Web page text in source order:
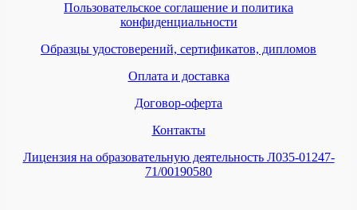
Пользовательское соглашение и политика
конфиденциальности
Образцы удостоверений, сертификатов, дипломов
Оплата и доставка
Договор-оферта
Контакты
Лицензия на образовательную деятельность Л035-01247-
71/00190580